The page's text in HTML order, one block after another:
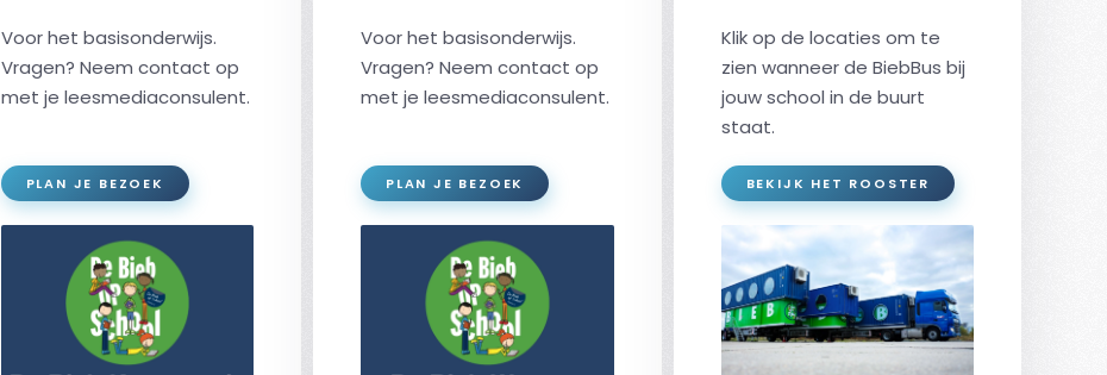
Voor het basisonderwijs.
Vragen? Neem contact op
met je leesmediaconsulent.
PLAN JE BEZOEK
Voor het basisonderwijs.
Vragen? Neem contact op
met je leesmediaconsulent.
PLAN JE BEZOEK
Klik op de locaties om te
zien wanneer de BiebBus bij
jouw school in de buurt
staat.
BEKIJK HET ROOSTER